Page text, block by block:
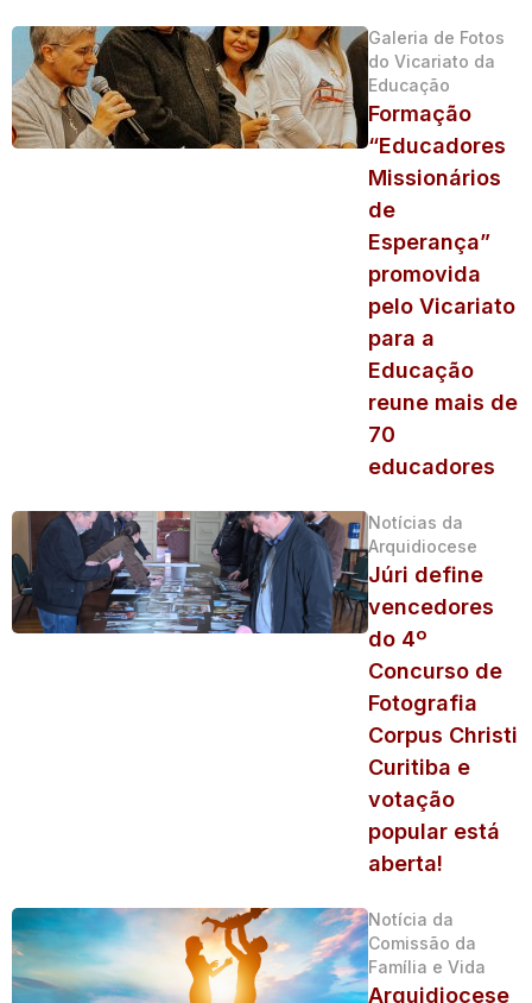
Galeria de Fotos
do Vicariato da
Educação
Formação
“Educadores
Missionários
de
Esperança”
promovida
pelo Vicariato
para a
Educação
reune mais de
70
educadores
Notícias da
Arquidiocese
Júri define
vencedores
do 4º
Concurso de
Fotografia
Corpus Christi
Curitiba e
votação
popular está
aberta!
Notícia da
Comissão da
Família e Vida
Arquidiocese